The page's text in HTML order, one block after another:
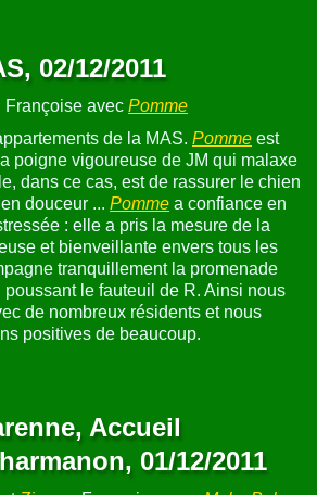
02/12/2011
Françoise avec Pomme
de la MAS. Pomme est
poigne vigoureuse de JM qui malaxe
dans ce cas, est de rassurer le chien
douceur ... Pomme a confiance en
: elle a pris la mesure de la
et bienveillante envers tous les
tranquillement la promenade
le fauteuil de R. Ainsi nous
de nombreux résidents et nous
positives de beaucoup.
Accueil
01/12/2011